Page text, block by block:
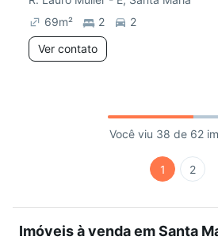
69m² 2
2
Ver contato
Você viu 38 de 62
1 2
Imóveis à venda em Santa